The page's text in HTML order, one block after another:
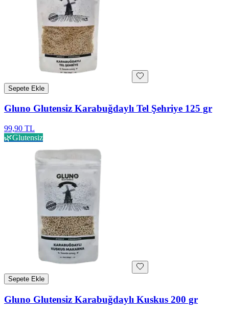
Sepete Ekle
Gluno Glutensiz Karabuğdaylı Tel Şehriye 125 gr
99,90 TL
🌿Glutensiz
Sepete Ekle
Gluno Glutensiz Karabuğdaylı Kuskus 200 gr